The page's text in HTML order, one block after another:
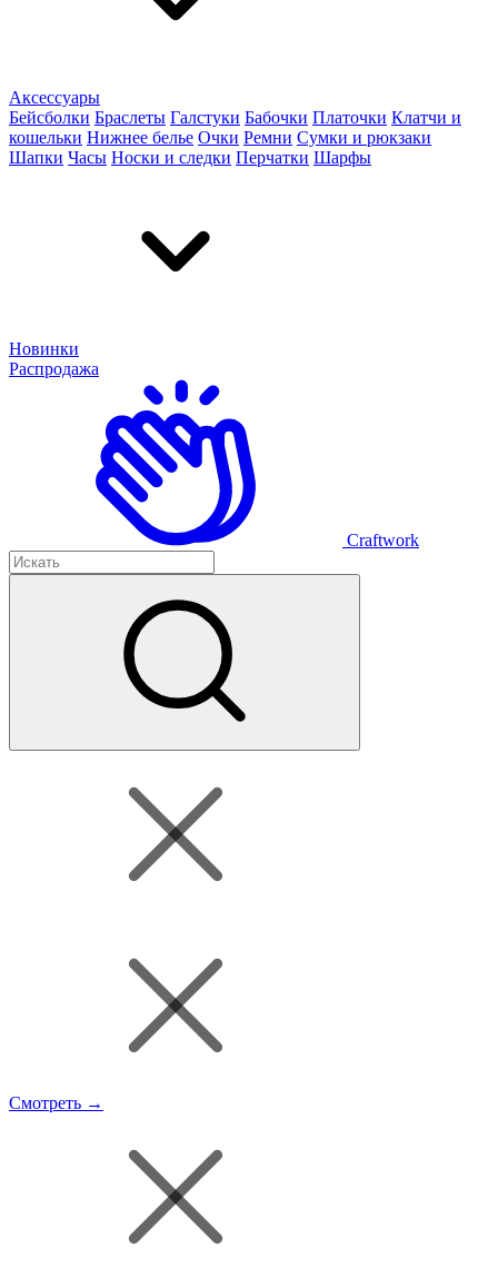
Аксессуары
Бейсболки Браслеты Галстуки Бабочки Платочки Клатчи и
кошельки Нижнее белье Очки Ремни Сумки и рюкзаки
Шапки Часы Носки и следки Перчатки Шарфы
Новинки
Распродажа
Craftwork
Смотреть →